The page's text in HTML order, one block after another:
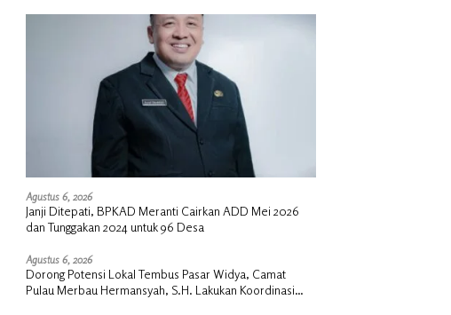
Agustus 6, 2026
Janji Ditepati, BPKAD Meranti Cairkan ADD Mei 2026
dan Tunggakan 2024 untuk 96 Desa
Agustus 6, 2026
Dorong Potensi Lokal Tembus Pasar Widya, Camat
Pulau Merbau Hermansyah, S.H. Lakukan Koordinasi